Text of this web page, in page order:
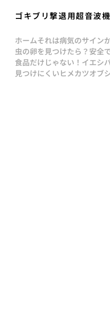
ゴキブリ撃退用超音波
ホームそれは病気のサイン
虫の卵を見つけたら？安全
食品だけじゃない！イエシ
見つけにくいヒメカツオブ